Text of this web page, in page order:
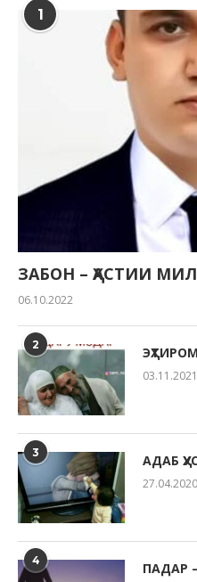
1
ЗАБОН – ҲАСТИИ
06.10.2022
2
03.11.2021
3 АДАБ
27.04.2020
4 ПАДАР